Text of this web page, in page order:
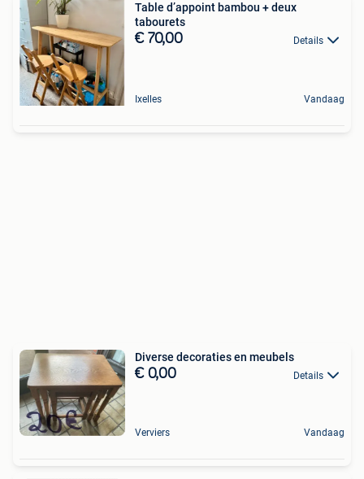
Table d’appoint bambou + deux
tabourets
€ 70,00 Details
Ixelles Vandaag
Diverse decoraties en meubels
€ 0,00 Details
Verviers Vandaag